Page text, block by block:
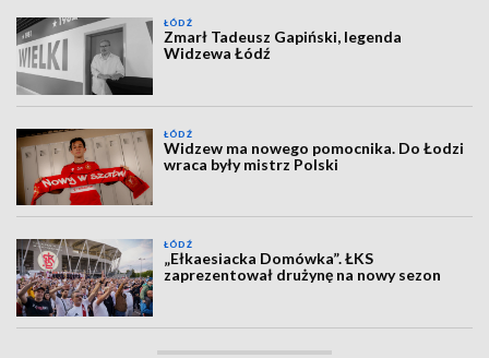
ŁÓDŹ
Zmarł Tadeusz Gapiński, legenda
Widzewa Łódź
ŁÓDŹ
Widzew ma nowego pomocnika. Do Łodzi
wraca były mistrz Polski
ŁÓDŹ
„Ełkaesiacka Domówka”. ŁKS
zaprezentował drużynę na nowy sezon